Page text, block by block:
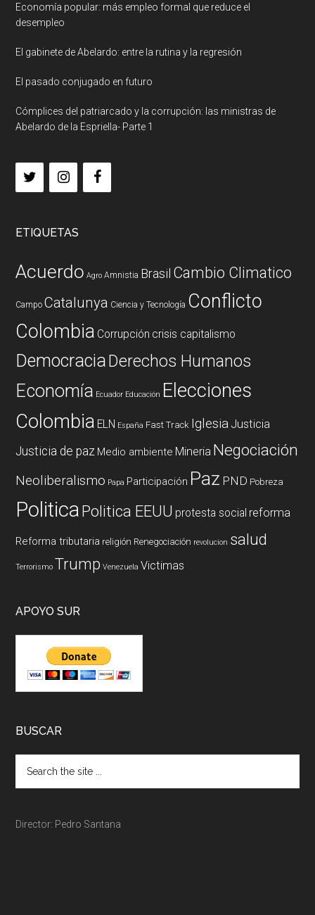
Economía popular: más empleo formal que reduce el
desempleo
El gabinete de Abelardo: entre la rutina y la regresión
El pasado conjugado en futuro
Cómplices del patriarcado y la corrupción: las ministras de
Abelardo de la Espriella- Parte 1
ETIQUETAS
Acuerdo Agro Amnistia Brasil Cambio Climatico
Campo Catalunya Ciencia y Tecnología Conflicto
Colombia Corrupción crisis capitalismo
DemocraciaDerechos Humanos
Economía Ecuador Educación Elecciones
Colombia ELN España Fast Track Iglesia Justicia
Justicia de paz Medio ambiente Mineria Negociación
Neoliberalismo Papa Participación Paz PND Pobreza
PoliticaPolitica EEUU protesta social reforma
Reforma tributaria religión Renegociación revolucion salud
Terrorismo Trump Venezuela Victimas
APOYO SUR
BUSCAR
Director: Pedro Santana